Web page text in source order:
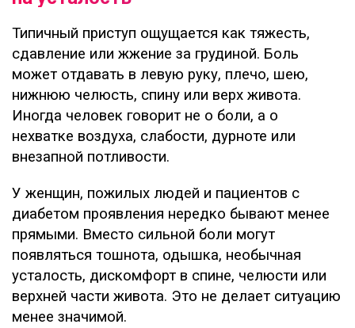
Типичный приступ ощущается как тяжесть,
сдавление или жжение за грудиной. Боль
может отдавать в левую руку, плечо, шею,
нижнюю челюсть, спину или верх живота.
Иногда человек говорит не о боли, а о
нехватке воздуха, слабости, дурноте или
внезапной потливости.
У женщин, пожилых людей и пациентов с
диабетом проявления нередко бывают менее
прямыми. Вместо сильной боли могут
появляться тошнота, одышка, необычная
усталость, дискомфорт в спине, челюсти или
верхней части живота. Это не делает ситуацию
менее значимой.